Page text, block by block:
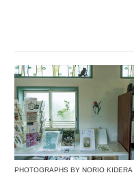
PHOTOGRAPHS BY NORIO KIDERA